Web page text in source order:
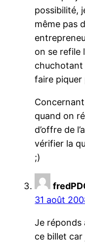
possibilité,
même pas
on se refile
chuchotant
faire
Concernant
quand on
d’offre de
vérifier la
;)
31 août
Je réponds
ce billet car